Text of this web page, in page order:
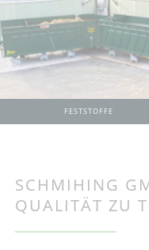
FESTSTOFFE
SCHMIHING
QUALITÄT ZU